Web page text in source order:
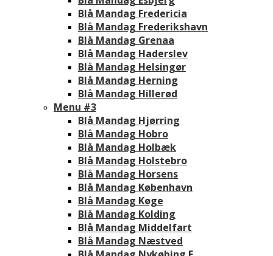
Blå Mandag Fredericia
Blå Mandag Frederikshavn
Blå Mandag Grenaa
Blå Mandag Haderslev
Blå Mandag Helsingør
Blå Mandag Herning
Blå Mandag Hillerød
Menu #3
Blå Mandag Hjørring
Blå Mandag Hobro
Blå Mandag Holbæk
Blå Mandag Holstebro
Blå Mandag Horsens
Blå Mandag København
Blå Mandag Køge
Blå Mandag Kolding
Blå Mandag Middelfart
Blå Mandag Næstved